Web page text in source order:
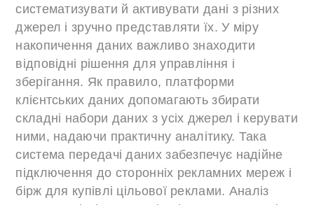
систематизувати й активувати дані з різних
джерел і зручно представляти їх. У міру
накопичення даних важливо знаходити
відповідні рішення для управління і
зберігання. Як правило, платформи
клієнтських даних допомагають збирати
складні набори даних з усіх джерел і керувати
ними, надаючи практичну аналітику. Така
система передачі даних забезпечує надійне
підключення до сторонніх рекламних мереж і
бірж для купівлі цільової реклами. Аналіз